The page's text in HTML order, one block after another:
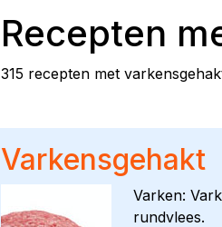
Recepten
315 recepten met
Varkensgehakt
Varken:
rundvlees.